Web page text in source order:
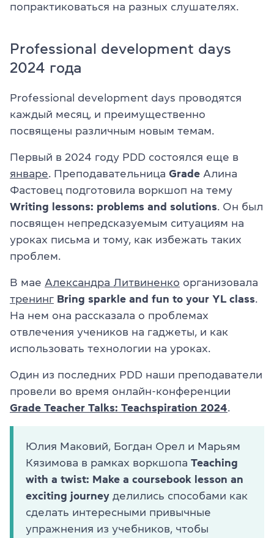
попрактиковаться на разных слушателях.
Professional development days
2024 года
Professional development days проводятся
каждый месяц, и преимущественно
посвящены различным новым темам.
Первый в 2024 году PDD состоялся еще в
январе. Преподавательница Grade Алина
Фастовец подготовила воркшоп на тему
Writing lessons: problems and solutions. Он был
посвящен непредсказуемым ситуациям на
уроках письма и тому, как избежать таких
проблем.
В мае Александра Литвиненко организовала
тренинг Bring sparkle and fun to your YL class.
На нем она рассказала о проблемах
отвлечения учеников на гаджеты, и как
использовать технологии на уроках.
Один из последних PDD наши преподаватели
провели во время онлайн-конференции
Grade Teacher Talks: Teachspiration 2024.
Юлия Маковий, Богдан Орел и Марьям
Кязимова в рамках воркшопа Teaching
with a twist: Make a coursebook lesson an
exciting journey делились способами как
сделать интересными привычные
упражнения из учебников, чтобы